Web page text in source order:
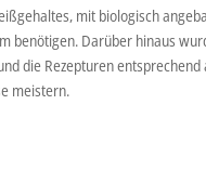
mit biologisch
benötigen. Darüber hinaus
die Rezepturen
meistern.